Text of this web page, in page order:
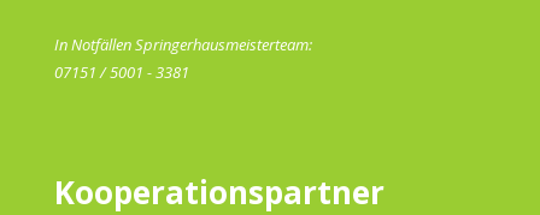
In Notfällen Springerhausmeisterteam:
07151 / 5001 - 3381
Kooperationspartner